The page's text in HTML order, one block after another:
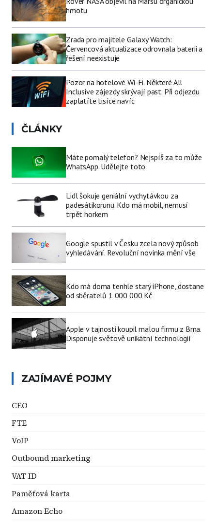
hmotu
Zrada pro majitele Galaxy Watch:
Červencová aktualizace odrovnala baterii a
řešení neexistuje
Pozor na hotelové Wi-Fi. Některé All
Inclusive zájezdy skrývají past. Při odjezdu
zaplatíte tisíce navíc
ČLÁNKY
Máte pomalý telefon? Nejspíš za to může
WhatsApp. Udělejte toto
Lidl šokuje geniální vychytávkou za
padesátikorunu. Kdo má mobil, nemusí
trpět horkem
Google spustil v Česku zcela nový způsob
vyhledávání. Revoluční novinka mění vše
Kdo má doma tenhle starý iPhone, dostane
od sběratelů 1 000 000 Kč
Apple v tajnosti koupil malou firmu z Brna.
Disponuje světově unikátní technologií
ZAJÍMAVÉ POJMY
CEO
FTE
VoIP
Outbound marketing
VAT ID
Paměťová karta
Amazon Echo